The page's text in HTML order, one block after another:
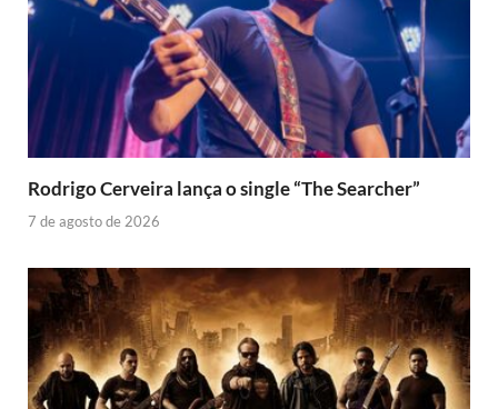
Rodrigo Cerveira lança o single “The Searcher”
7 de agosto de 2026